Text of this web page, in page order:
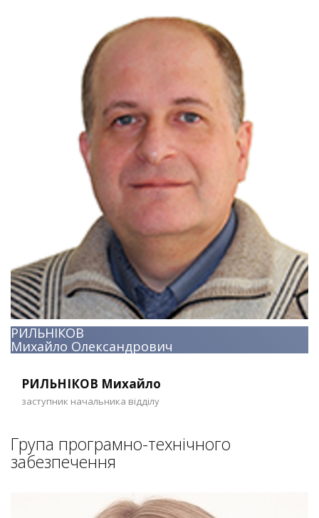
РИЛЬНІКОВ
Михайло Олександрович
РИЛЬНІКОВ Михайло
заступник начальника відділу
Група програмно-технічного
забезпечення